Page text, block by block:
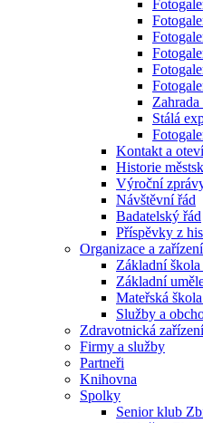
Stálá
Kontakt a
Historie
Výroční
Návštěvní řád
Badatelský řád
Příspěvky z
Organizace a
Základní
Základní
Mateřská
Služby a
Zdravotnická zařízení
Firmy a služby
Partneři
Knihovna
Spolky
Senior klub